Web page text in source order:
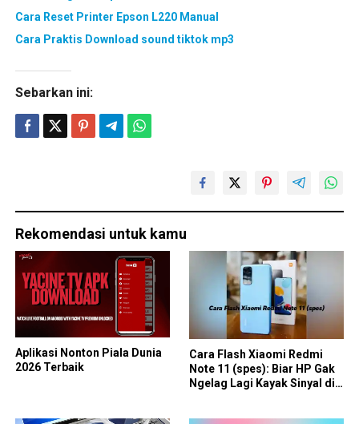
Cara Reset Printer Epson L220 Manual
Cara Praktis Download sound tiktok mp3
Sebarkan ini:
Rekomendasi untuk kamu
Aplikasi Nonton Piala Dunia
2026 Terbaik
Cara Flash Xiaomi Redmi
Note 11 (spes): Biar HP Gak
Ngelag Lagi Kayak Sinyal di